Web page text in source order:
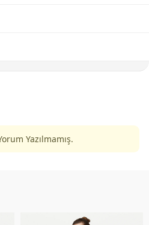
Yazılmamış.